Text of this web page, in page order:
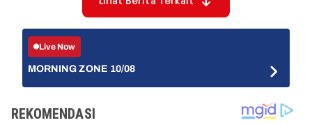
Live Now
MORNING ZONE 10/08